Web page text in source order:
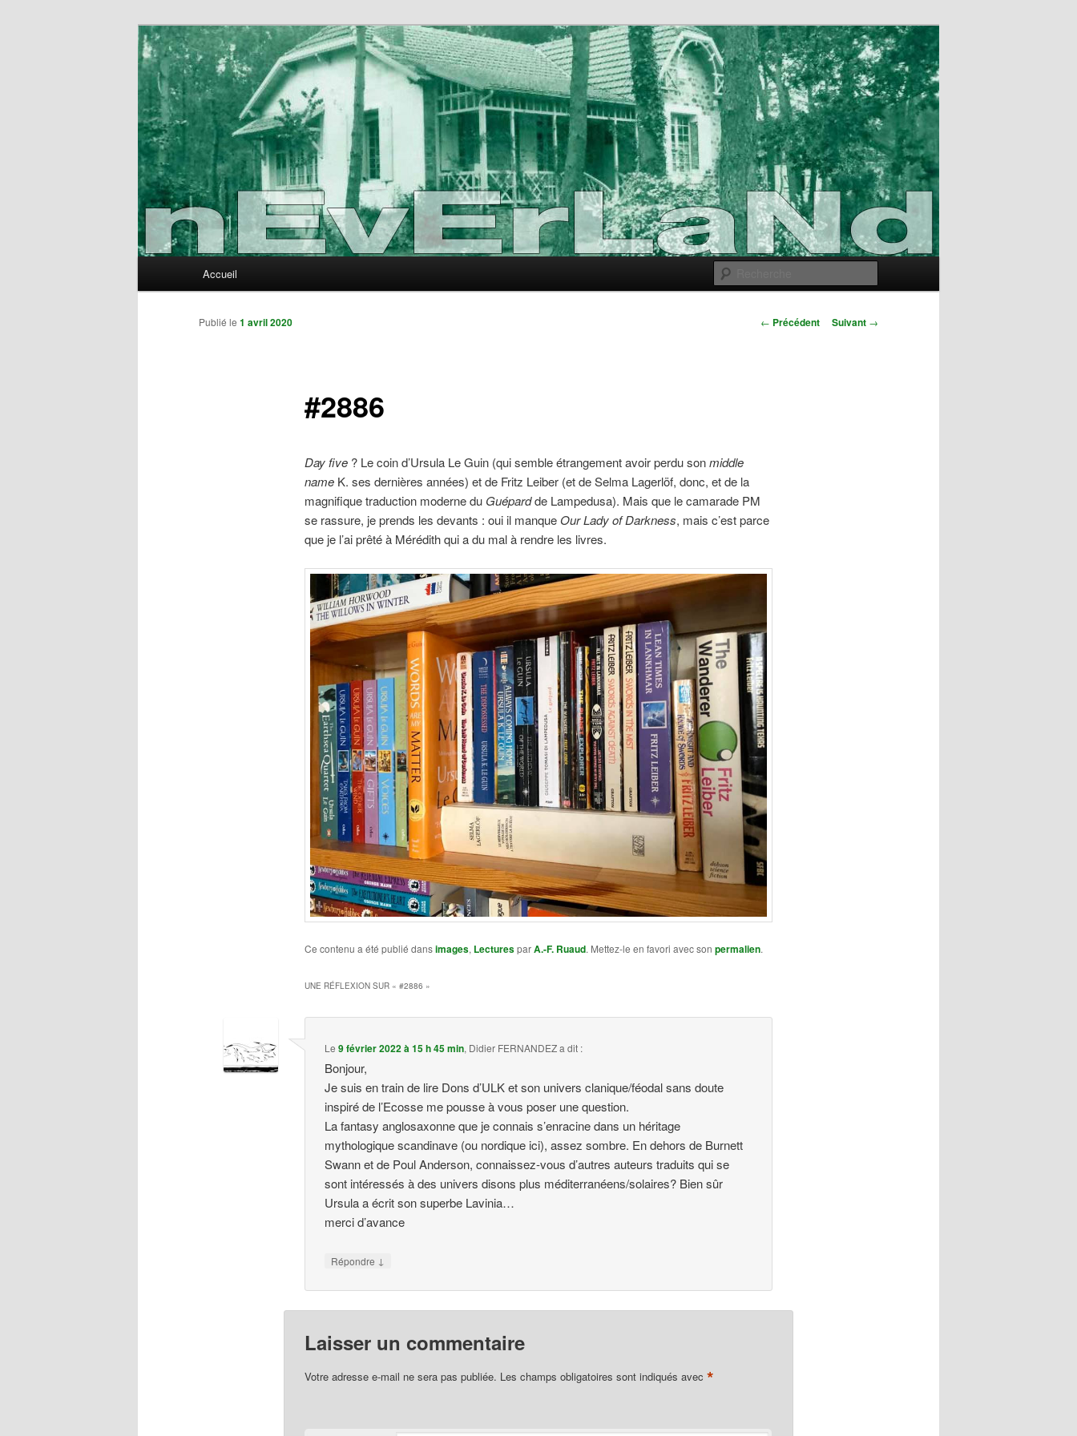
nEvErLaNd
Accueil
Navigation
← Précédent Suivant →
#2886
Publié le 1 avril 2020
Day five? Le coin d’Ursula Le Guin (qui semble étrangement avoir perdu sonmiddle
nameK. ses dernières années) et de Fritz Leiber (et de Selma Lagerlöf, donc, et de la
magnifique traduction moderne du Guépardde Lampedusa). Mais que le camarade PM
se rassure, je prends les devants : oui il manque Our Lady of Darkness, mais c’est parce
que je l’ai prêté à Mérédith qui a du mal à rendre les livres.
Ce contenu a été publié dansimages, LecturesparA.-F. Ruaud. Mettez-le en favori avec son permalien.
UNE RÉFLEXION SUR « #2886 »
Le9 février 2022 à 15 h 45 min, Didier FERNANDEZa dit :
Bonjour,
Je suis en train de lire Dons d’ULK et son univers clanique/féodal sans doute
inspiré de l’Ecosse me pousse à vous poser une question.
La fantasy anglosaxonne que je connais s’enracine dans un héritage
mythologique scandinave (ou nordique ici), assez sombre. En dehors de Burnett
Swann et de Poul Anderson, connaissez-vous d’autres auteurs traduits qui se
sont intéressés à des univers disons plus méditerranéens/solaires? Bien sûr
Ursula a écrit son superbe Lavinia…
merci d’avance
Répondre ↓
Laisser un commentaire
Votre adresse e-mail ne sera pas publiée. Les champs obligatoires sont indiqués avec *